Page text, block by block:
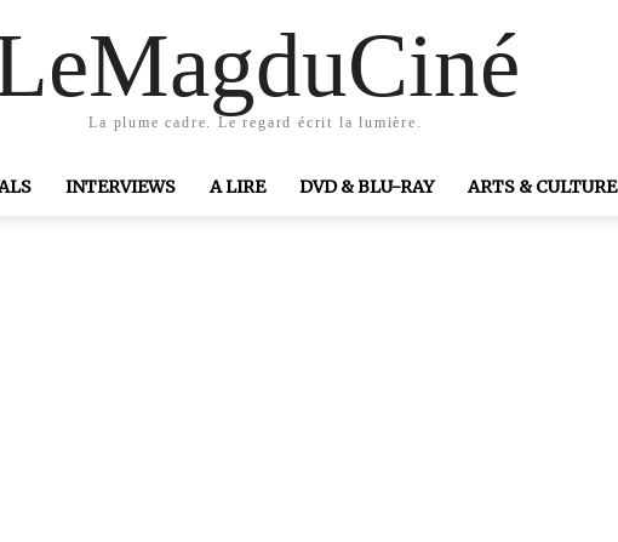
La plume cadre. Le regard écrit la lumière.
INTERVIEWS A LIRE DVD & BLU-RAY ARTS & CULTURE